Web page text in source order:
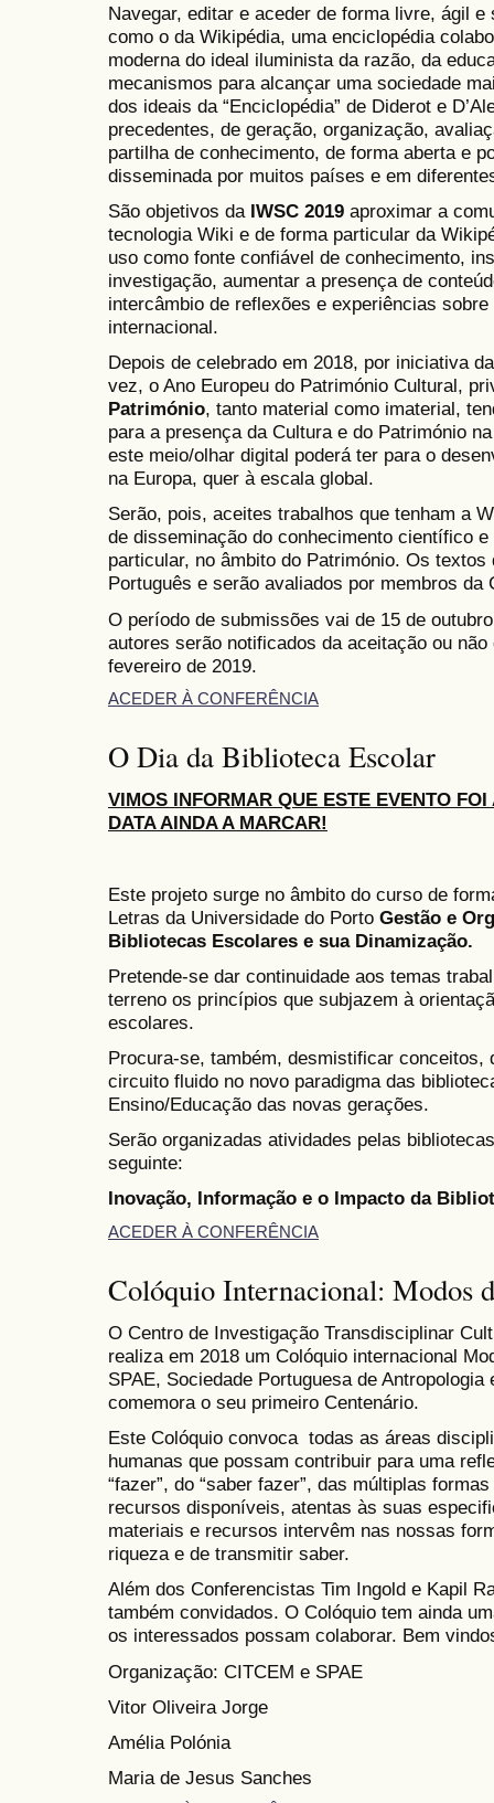
Navegar, editar e aceder de forma livre, ágil
como o da Wikipédia, uma enciclopédia
moderna do ideal iluminista da razão, da
mecanismos para alcançar uma sociedade
dos ideais da “Enciclopédia” de Diderot e
precedentes, de geração, organização,
partilha de conhecimento, de forma aberta e
disseminada por muitos países e em
São objetivos da IWSC 2019 aproximar a
tecnologia Wiki e de forma particular da
uso como fonte confiável de conhecimento,
investigação, aumentar a presença de
intercâmbio de reflexões e experiências
internacional.
Depois de celebrado em 2018, por iniciativa
vez, o Ano Europeu do Património Cultural,
Património, tanto material como imaterial,
para a presença da Cultura e do Património
este meio/olhar digital poderá ter para o
na Europa, quer à escala global.
Serão, pois, aceites trabalhos que tenham a
de disseminação do conhecimento científico
particular, no âmbito do Património. Os
Português e serão avaliados por membros da
O período de submissões vai de 15 de
autores serão notificados da aceitação ou
fevereiro de 2019.
ACEDER À CONFERÊNCIA
O Dia da Biblioteca Escolar
VIMOS INFORMAR QUE ESTE EVENTO
DATA AINDA A MARCAR!
Este projeto surge no âmbito do curso de
Letras da Universidade do Porto Gestão e
Bibliotecas Escolares e sua Dinamização.
Pretende-se dar continuidade aos temas
terreno os princípios que subjazem à
escolares.
Procura-se, também, desmistificar conceitos,
circuito fluido no novo paradigma das
Ensino/Educação das novas gerações.
Serão organizadas atividades pelas
seguinte:
Inovação, Informação e o Impacto da
ACEDER À CONFERÊNCIA
Colóquio Internacional: Modos
O Centro de Investigação Transdisciplinar
realiza em 2018 um Colóquio internacional
SPAE, Sociedade Portuguesa de
comemora o seu primeiro Centenário.
Este Colóquio convoca todas as áreas
humanas que possam contribuir para uma
“fazer”, do “saber fazer”, das múltiplas
recursos disponíveis, atentas às suas
materiais e recursos intervêm nas nossas
riqueza e de transmitir saber.
Além dos Conferencistas Tim Ingold e Kapil
também convidados. O Colóquio tem ainda
os interessados possam colaborar. Bem
Organização: CITCEM e SPAE
Vitor Oliveira Jorge
Amélia Polónia
Maria de Jesus Sanches